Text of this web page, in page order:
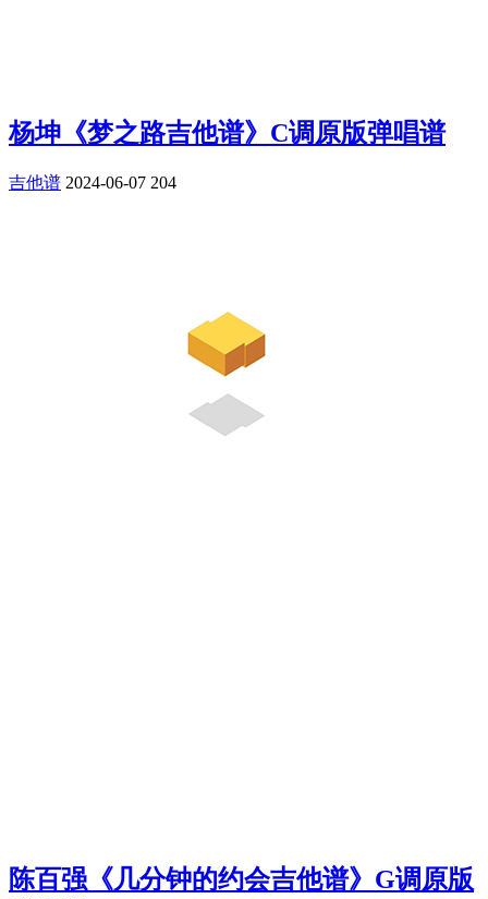
杨坤《梦之路吉他谱》C调原版弹唱谱
吉他谱 2024-06-07 204
陈百强《几分钟的约会吉他谱》G调原版